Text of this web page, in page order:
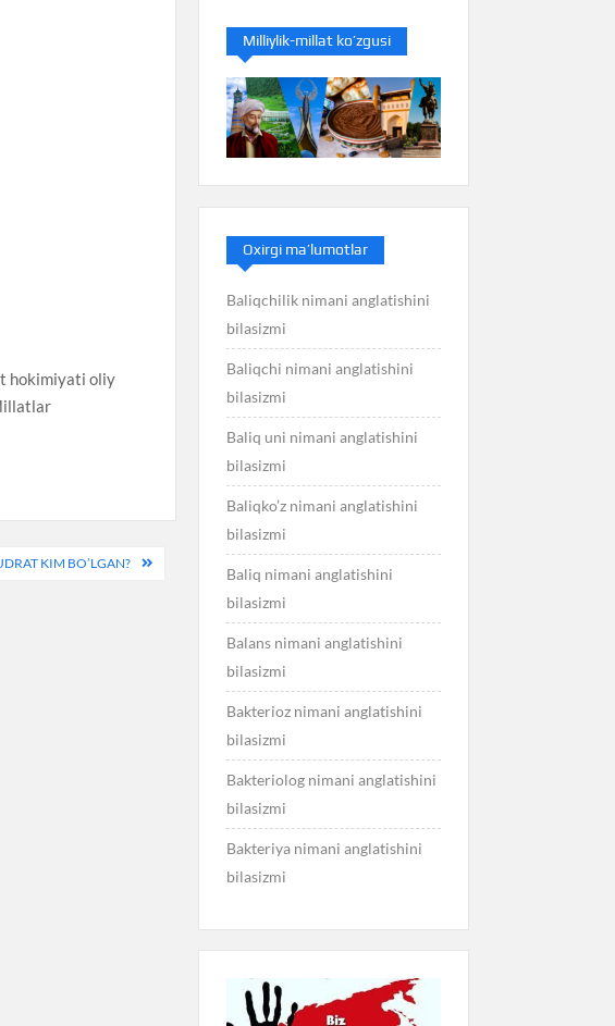
hokimiyati oliy
KIM BO’LGAN?
Milliylik-millat ko’zgusi
Oxirgi ma’lumotlar
Baliqchilik nimani anglatishini
bilasizmi
Baliqchi nimani anglatishini
bilasizmi
Baliq uni nimani anglatishini
bilasizmi
Baliqko’z nimani anglatishini
bilasizmi
Baliq nimani anglatishini
bilasizmi
Balans nimani anglatishini
bilasizmi
Bakterioz nimani anglatishini
bilasizmi
Bakteriolog nimani anglatishini
bilasizmi
Bakteriya nimani anglatishini
bilasizmi